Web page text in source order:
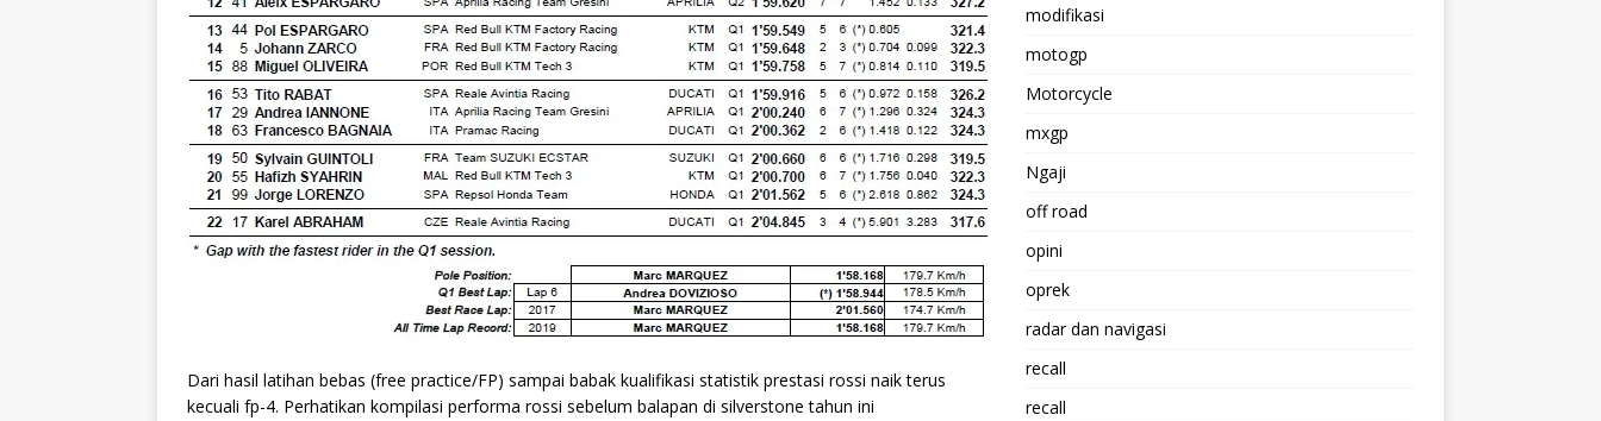
Dari hasil latihan bebas (free practice/FP) sampai babak kualifikasi statistik prestasi rossi naik terus
kecuali fp-4. Perhatikan kompilasi performa rossi sebelum balapan di silverstone tahun ini
modifikasi
motogp
Motorcycle
mxgp
Ngaji
off road
opini
oprek
radar dan navigasi
recall
recall